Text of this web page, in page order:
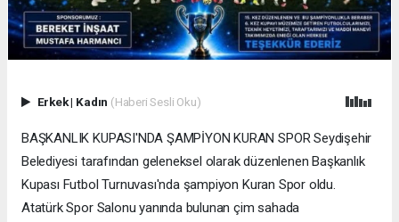
Erkek| Kadın (Haberi Sesli Oku)
BAŞKANLIK KUPASI'NDA ŞAMPİYON KURAN SPOR Seydişehir
Belediyesi tarafından geleneksel olarak düzenlenen Başkanlık
Kupası Futbol Turnuvası'nda şampiyon Kuran Spor oldu.
Atatürk Spor Salonu yanında bulunan çim sahada